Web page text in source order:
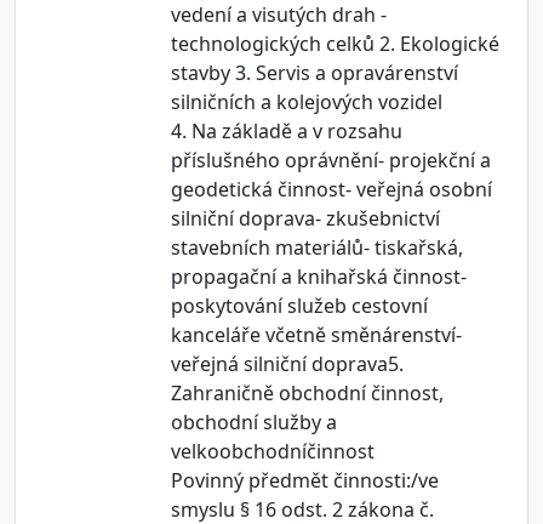
vedení a visutých drah -
technologických celků 2. Ekologické
stavby 3. Servis a opravárenství
silničních a kolejových vozidel
4. Na základě a v rozsahu
příslušného oprávnění- projekční a
geodetická činnost- veřejná osobní
silniční doprava- zkušebnictví
stavebních materiálů- tiskařská,
propagační a knihařská činnost-
poskytování služeb cestovní
kanceláře včetně směnárenství-
veřejná silniční doprava5.
Zahraničně obchodní činnost,
obchodní služby a
velkoobchodníčinnost
Povinný předmět činnosti:/ve
smyslu § 16 odst. 2 zákona č.